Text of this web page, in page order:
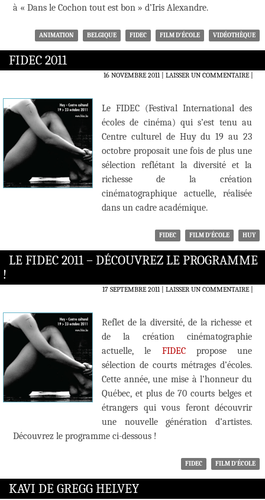
à « Dans le Cochon tout est bon » d’Iris Alexandre.
ANIMATION BELGIQUE FIDEC FILM D'ÉCOLE VIDÉOTHÈQUE
FIDEC 2011
16 NOVEMBRE 2011 LAISSER UN COMMENTAIRE|
Le FIDEC (Festival International des
écoles de cinéma) qui s’est tenu au
Centre culturel de Huy du 19 au 23
octobre proposait une fois de plus une
sélection reflétant la diversité et la
richesse de la création
cinématographique actuelle, réalisée
dans un cadre académique.
FIDEC FILM D'ÉCOLE HUY
LE FIDEC 2011 – DÉCOUVREZ LE PROGRAMME
!
17 SEPTEMBRE 2011 LAISSER UN COMMENTAIRE|
Reflet de la diversité, de la richesse et
de la création cinématographie
actuelle, le FIDECpropose une
sélection de courts métrages d’écoles.
Cette année, une mise à l’honneur du
Québec, et plus de 70 courts belges et
étrangers qui vous feront découvrir
une nouvelle génération d’artistes.
Découvrez le programme ci-dessous !
FIDEC FILM D'ÉCOLE
KAVI DE GREGG HELVEY